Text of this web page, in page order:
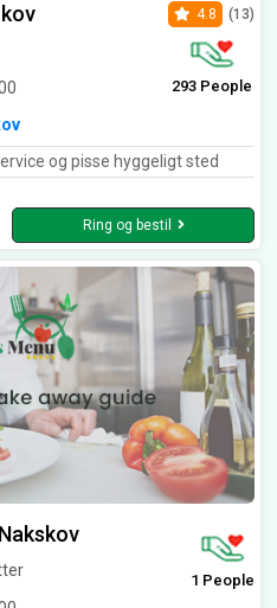
4.8 (13)
293 People
og pisse hyggeligt sted
Ring og bestil
1 People